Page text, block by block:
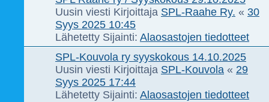
Uusin viesti Kirjoittaja SPL-Raahe Ry. « 30
Syys 2025 10:45
Lähetetty Sijainti: Alaosastojen tiedotteet
SPL-Kouvola ry syyskokous 14.10.2025
Uusin viesti Kirjoittaja SPL-Kouvola « 29
Syys 2025 17:44
Lähetetty Sijainti: Alaosastojen tiedotteet